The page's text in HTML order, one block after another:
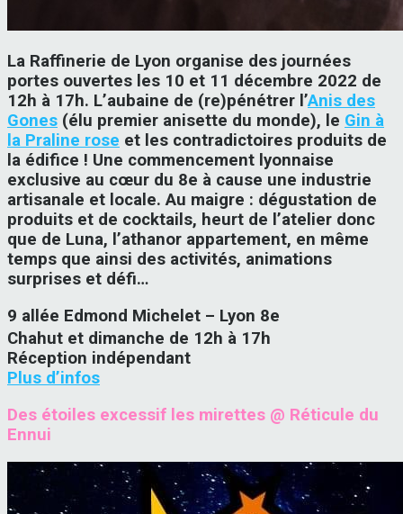
La Raffinerie de Lyon organise des journées
portes ouvertes les 10 et 11 décembre 2022 de
12h à 17h. L’aubaine de (re)pénétrer l’Anis des
Gones (élu premier anisette du monde), le Gin à
la Praline rose et les contradictoires produits de
la édifice ! Une commencement lyonnaise
exclusive au cœur du 8e à cause une industrie
artisanale et locale. Au maigre : dégustation de
produits et de cocktails, heurt de l’atelier donc
que de Luna, l’athanor appartement, en même
temps que ainsi des activités, animations
surprises et défi…
9 allée Edmond Michelet – Lyon 8e
Chahut et dimanche de 12h à 17h
Réception indépendant
Plus d’infos
Des étoiles excessif les mirettes @ Réticule du
Ennui